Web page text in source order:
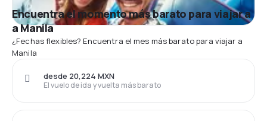
Encuentra el momento más barato para viajar a
a Manila
¿Fechas flexibles? Encuentra el mes más barato para viajar a
Manila
El vuelo de ida y vuelta más barato
desde 20,224 MXN